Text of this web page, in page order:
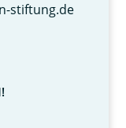
stiftung.de